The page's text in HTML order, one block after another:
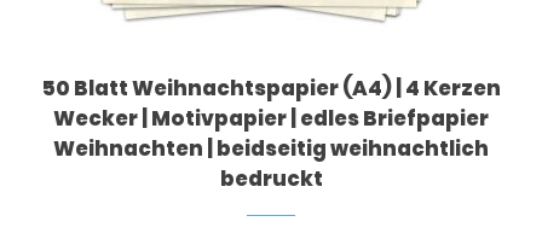
50 Blatt Weihnachtspapier (A4) | 4 Kerzen
Wecker | Motivpapier | edles Briefpapier
Weihnachten | beidseitig weihnachtlich
bedruckt